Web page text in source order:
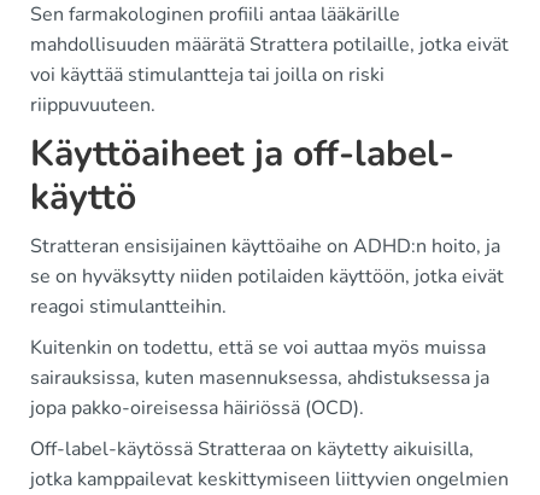
Sen farmakologinen profiili antaa lääkärille
mahdollisuuden määrätä Strattera potilaille, jotka eivät
voi käyttää stimulantteja tai joilla on riski
riippuvuuteen.
Käyttöaiheet ja off-label-
käyttö
Stratteran ensisijainen käyttöaihe on ADHD:n hoito, ja
se on hyväksytty niiden potilaiden käyttöön, jotka eivät
reagoi stimulantteihin.
Kuitenkin on todettu, että se voi auttaa myös muissa
sairauksissa, kuten masennuksessa, ahdistuksessa ja
jopa pakko-oireisessa häiriössä (OCD).
Off-label-käytössä Stratteraa on käytetty aikuisilla,
jotka kamppailevat keskittymiseen liittyvien ongelmien